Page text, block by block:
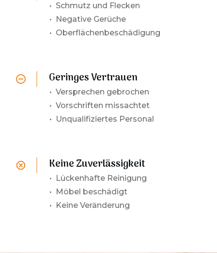
• Schmutz und Flecken
• Negative Gerüche
• Oberflächenbeschädigung
Geringes Vertrauen
•Versprechen gebrochen
• Vorschriften missachtet
• Unqualifiziertes Personal
Keine Zuverlässigkeit
• Lückenhafte Reinigung
• Möbel beschädigt
• Keine Veränderung